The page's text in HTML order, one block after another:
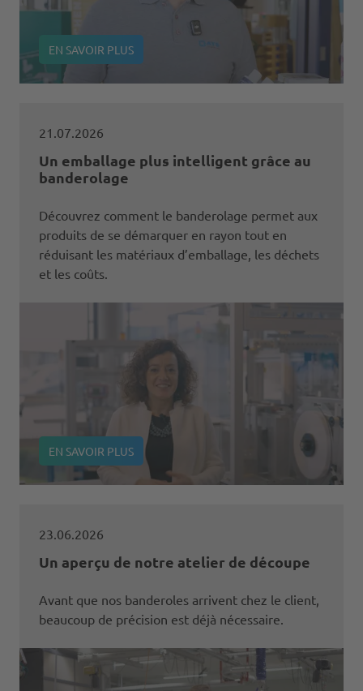
EN SAVOIR PLUS
21.07.2026
Un emballage plus intelligent grâce au
banderolage
Découvrez comment le banderolage permet aux
produits de se démarquer en rayon tout en
réduisant les matériaux d’emballage, les déchets
et les coûts.
EN SAVOIR PLUS
23.06.2026
Un aperçu de notre atelier de découpe
Avant que nos banderoles arrivent chez le client,
beaucoup de précision est déjà nécessaire.